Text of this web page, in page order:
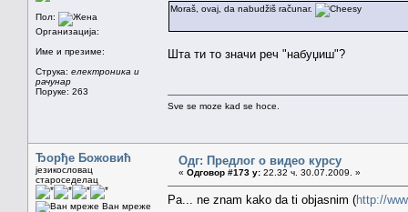
Пол:
Организација:
Име и презиме:
Струка: електроника и
рачунар
Поруке: 263
Moraš, ovaj, da nabudžiš računar.
Шта ти то значи реч "набуџиш"?
Sve se moze kad se hoce.
Ђорђе Божовић
језикословац
староседелац
Ван мреже
Одг: Предлог о видео курсу
« Одговор #173 у: 22.32 ч. 30.07.2009. »
Pa... ne znam kako da ti objasnim (http://